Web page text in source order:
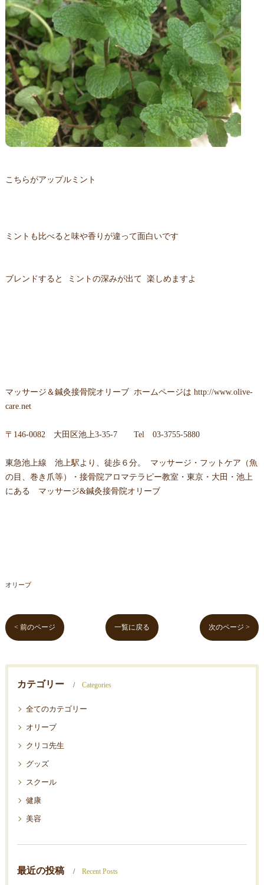
こちらがアップルミント
ミントも比べると味や香りが違って面白いです
ブレンドすると ミントの深みが出て 楽しめますよ
マッサージ＆鍼灸接骨院オリーブ ホームページは http://www.olive-
care.net
〒146-0082 大田区池上3-35-7 Tel 03-3755-5880
東急池上線 池上駅より、徒歩６分。 マッサージ・フットケア（魚
の目、巻き爪等）・接骨院アロマテラピー教室・東京・大田・池上
にある マッサージ&鍼灸接骨院オリーブ
オリーブ
< 前のページ 一覧に戻る 次のページ >
カテゴリー Categories
全てのカテゴリー
オリーブ
クリコ先生
グッズ
スクール
健康
美容
最近の投稿 Recent Posts